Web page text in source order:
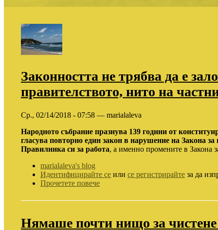
Законността не трябва да е
правителството, нито на
Ср., 02/14/2018 - 07:58 — marialaleva
Народното събрание празнува 139 години от
гласува повторно един закон в нарушение на Закона
Правилника си за работа, а именно промените в Закона
marialaleva's blog
Идентифицирайте се или се регистрирайте за да
Прочетете повече
Нямаше почти нищо за